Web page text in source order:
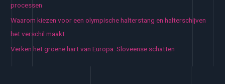
processen
Waarom kiezen voor een olympische halterstang en halterschijven
het verschil maakt
Verken het groene hart van Europa: Sloveense schatten